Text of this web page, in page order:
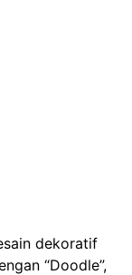
dekoratif
“Doodle”,